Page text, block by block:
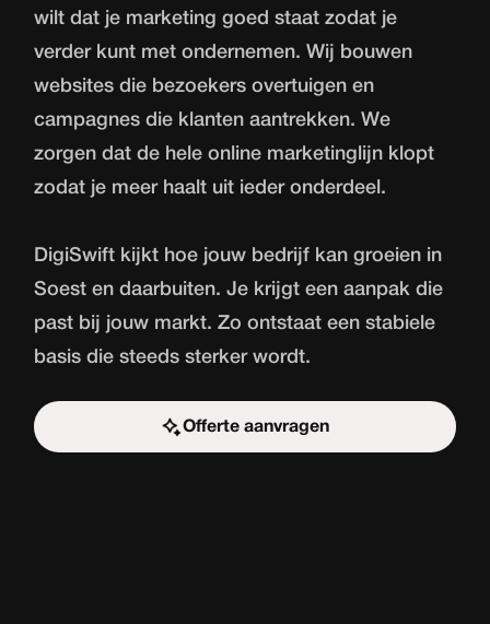
wilt dat je marketing goed staat zodat je
verder kunt met ondernemen. Wij bouwen
websites die bezoekers overtuigen en
campagnes die klanten aantrekken. We
zorgen dat de hele online marketinglijn klopt
zodat je meer haalt uit ieder onderdeel.
DigiSwift kijkt hoe jouw bedrijf kan groeien in
Soest en daarbuiten. Je krijgt een aanpak die
past bij jouw markt. Zo ontstaat een stabiele
basis die steeds sterker wordt.
Offerte aanvragen
Start de uitdaging